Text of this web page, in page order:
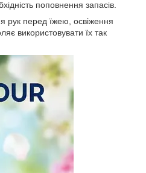
поповнення запасів.
рук перед їжею, освіження
використовувати їх так